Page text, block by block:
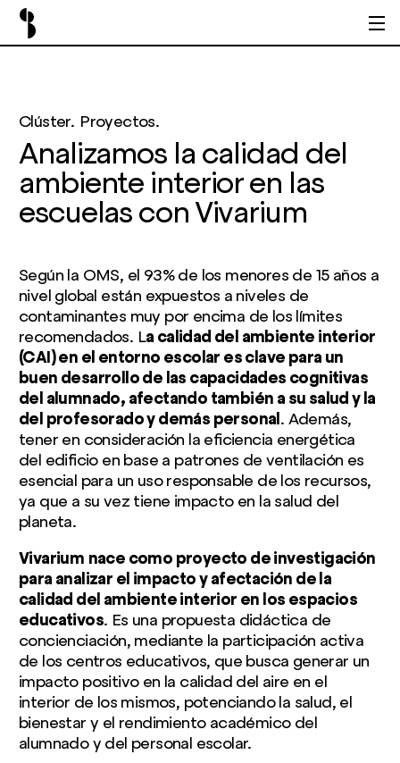
Clúster. Proyectos.
Analizamos la calidad del
ambiente interior en las
escuelas con Vivarium
Según la OMS, el 93% de los menores de 15 años a
nivel global están expuestos a niveles de
contaminantes muy por encima de los límites
recomendados. La calidad del ambiente interior
(CAI) en el entorno escolar es clave para un
buen desarrollo de las capacidades cognitivas
del alumnado, afectando también a su salud y la
del profesorado y demás personal. Además,
tener en consideración la eficiencia energética
del edificio en base a patrones de ventilación es
esencial para un uso responsable de los recursos,
ya que a su vez tiene impacto en la salud del
planeta.
Vivarium nace como proyecto de investigación
para analizar el impacto y afectación de la
calidad del ambiente interior en los espacios
educativos. Es una propuesta didáctica de
concienciación, mediante la participación activa
de los centros educativos, que busca generar un
impacto positivo en la calidad del aire en el
interior de los mismos, potenciando la salud, el
bienestar y el rendimiento académico del
alumnado y del personal escolar.